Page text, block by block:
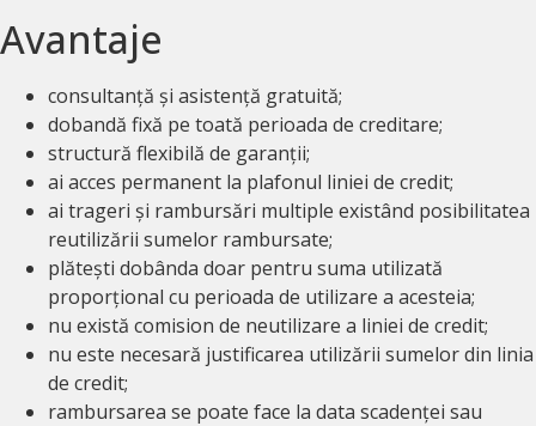
Avantaje
consultanță și asistență gratuită;
dobandă fixă pe toată perioada de creditare;
structură flexibilă de garanții;
ai acces permanent la plafonul liniei de credit;
ai trageri și rambursări multiple existând posibilitatea
reutilizării sumelor rambursate;
plătești dobânda doar pentru suma utilizată
proporțional cu perioada de utilizare a acesteia;
nu există comision de neutilizare a liniei de credit;
nu este necesară justificarea utilizării sumelor din linia
de credit;
rambursarea se poate face la data scadenței sau